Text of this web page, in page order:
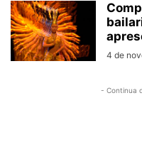
4 de
- Continua